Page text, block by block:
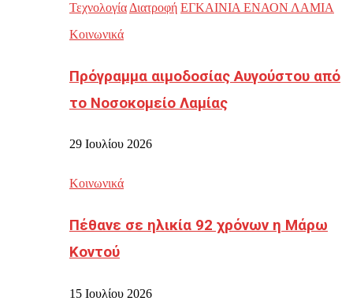
Τεχνολογία Διατροφή ΕΓΚΑΙΝΙΑ ΕΝΑΟΝ ΛΑΜΙΑ
Κοινωνικά
Πρόγραμμα αιμοδοσίας Αυγούστου από
το Νοσοκομείο Λαμίας
29 Ιουλίου 2026
Κοινωνικά
Πέθανε σε ηλικία 92 χρόνων η Μάρω
Κοντού
15 Ιουλίου 2026